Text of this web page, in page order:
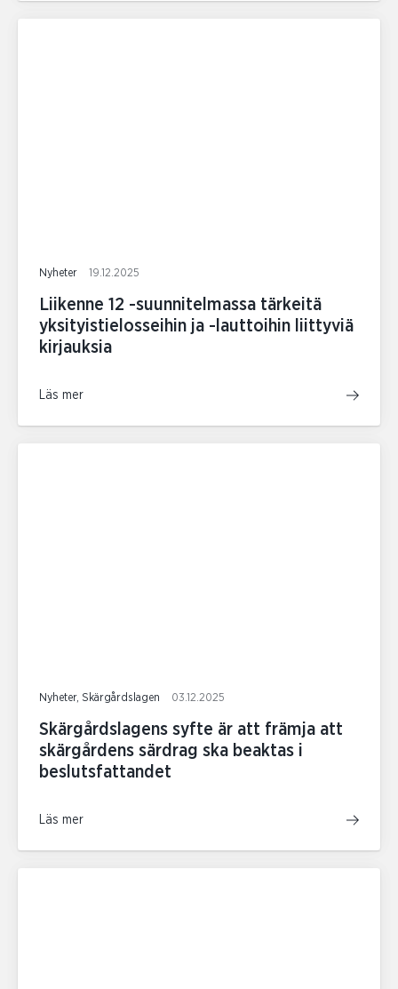
Nyheter 19.12.2025
Liikenne 12 -suunnitelmassa tärkeitä
yksityistielosseihin ja -lauttoihin liittyviä
kirjauksia
Läs mer
Nyheter, Skärgårdslagen 03.12.2025
Skärgårdslagens syfte är att främja att
skärgårdens särdrag ska beaktas i
beslutsfattandet
Läs mer